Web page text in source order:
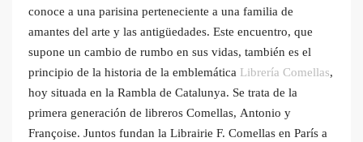
conoce a una parisina perteneciente a una familia de
amantes del arte y las antigüedades. Este encuentro, que
supone un cambio de rumbo en sus vidas, también es el
principio de la historia de la emblemática Librería Comellas,
hoy situada en la Rambla de Catalunya. Se trata de la
primera generación de libreros Comellas, Antonio y
Françoise. Juntos fundan la Librairie F. Comellas en París a